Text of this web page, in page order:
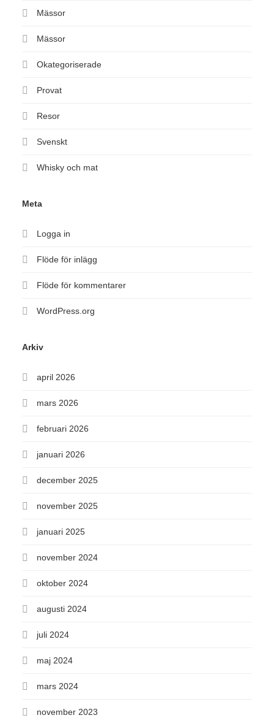
Mässor
Mässor
Okategoriserade
Provat
Resor
Svenskt
Whisky och mat
Meta
Logga in
Flöde för inlägg
Flöde för kommentarer
WordPress.org
Arkiv
april 2026
mars 2026
februari 2026
januari 2026
december 2025
november 2025
januari 2025
november 2024
oktober 2024
augusti 2024
juli 2024
maj 2024
mars 2024
november 2023